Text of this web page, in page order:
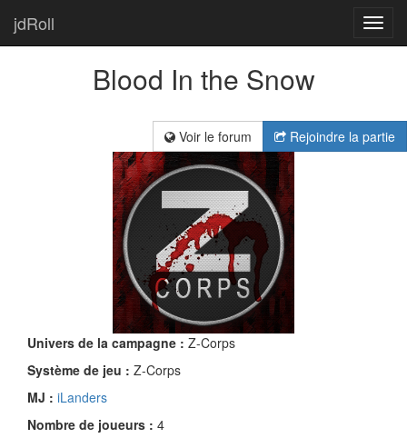
jdRoll
Blood In the Snow
Voir le forum Rejoindre la partie
Univers de la campagne : Z-Corps
Système de jeu : Z-Corps
MJ : iLanders
Nombre de joueurs : 4